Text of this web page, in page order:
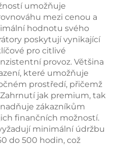
umožňuje
mezi cenou a
hodnotu svého
poskytují vynikající
pro citlivé
provoz. Většina
které umožňuje
prostředí, přičemž
jak premium, tak
zákazníkům
finančních možností.
minimální údržbu
do 500 hodin, což